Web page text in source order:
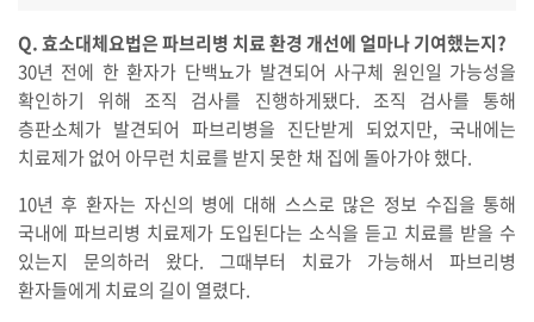
Q. 효소대체요법은 파브리병 치료 환경 개선에 얼마나 기여했는지?
30년 전에 한 환자가 단백뇨가 발견되어 사구체 원인일 가능성을
확인하기 위해 조직 검사를 진행하게됐다. 조직 검사를 통해
층판소체가 발견되어 파브리병을 진단받게 되었지만, 국내에는
치료제가 없어 아무런 치료를 받지 못한 채 집에 돌아가야 했다.
10년 후 환자는 자신의 병에 대해 스스로 많은 정보 수집을 통해
국내에 파브리병 치료제가 도입된다는 소식을 듣고 치료를 받을 수
있는지 문의하러 왔다. 그때부터 치료가 가능해서 파브리병
환자들에게 치료의 길이 열렸다.